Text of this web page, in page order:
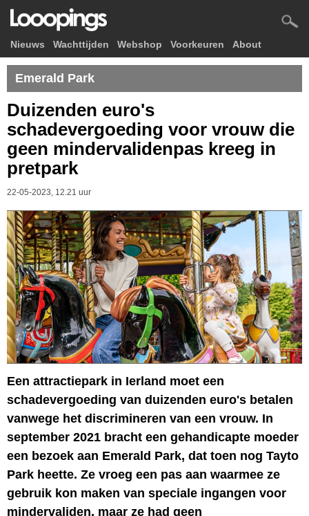
Nieuws Wachttijden Webshop Voorkeuren About
Emerald Park
Duizenden euro's
schadevergoeding voor vrouw die
geen mindervalidenpas kreeg in
pretpark
22-05-2023, 12.21 uur
Een attractiepark in Ierland moet een
schadevergoeding van duizenden euro's betalen
vanwege het discrimineren van een vrouw. In
september 2021 bracht een gehandicapte moeder
een bezoek aan Emerald Park, dat toen nog Tayto
Park heette. Ze vroeg een pas aan waarmee ze
gebruik kon maken van speciale ingangen voor
mindervaliden, maar ze had geen